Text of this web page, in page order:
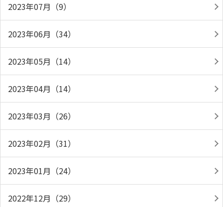
2023年07月（9）
2023年06月（34）
2023年05月（14）
2023年04月（14）
2023年03月（26）
2023年02月（31）
2023年01月（24）
2022年12月（29）